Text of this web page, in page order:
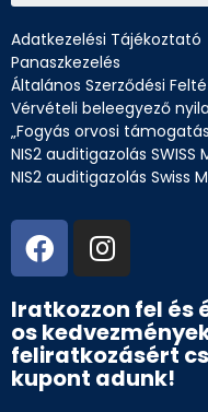
Adatkezelési Tájékoztató
Panaszkezelés
Általános Szerződési
Vérvételi beleegyező
„Fogyás orvosi
NIS2 auditigazolás SWISS
NIS2 auditigazolás Swiss
Iratkozzon fel és
os
feliratkozásért
kupont adunk!